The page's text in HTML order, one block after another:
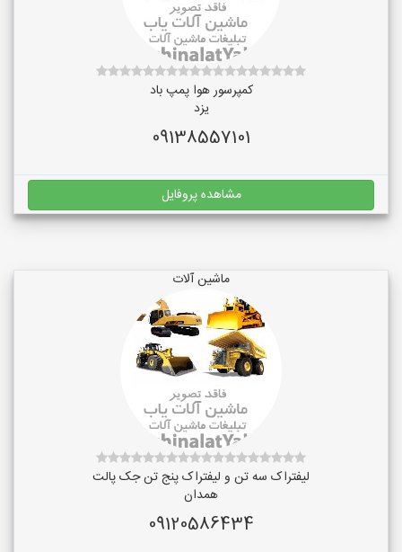
کمپرسور هوا پمپ باد
یزد
09138557101
مشاهده پروفایل
ماشین آلات
لیفتراک سه تن و لیفتراک پنج تن جک پالت
همدان
09120586434